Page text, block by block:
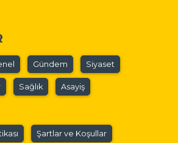
Gündem Siyaset
Sağlık Asayiş
Şartlar ve Koşullar